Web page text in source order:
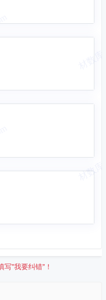
"我要纠错"！